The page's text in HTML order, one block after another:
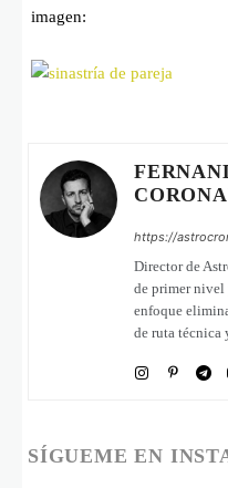
imagen:
https://
Director de
de primer nivel
enfoque
de ruta técnica
SÍGUEME EN